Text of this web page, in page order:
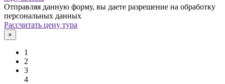
Отправляя данную форму, вы даете разрешение на обработку
персональных данных
Рассчитать цену тура
×
1
2
3
4